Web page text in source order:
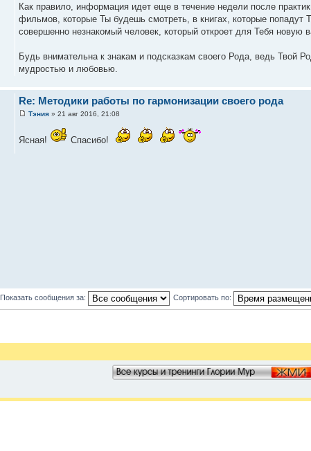
Как правило, информация идет еще в течение недели после
фильмов, которые Ты будешь смотреть, в книгах, которые попадут
совершенно незнакомый человек, который откроет для Тебя новую
Будь внимательна к знакам и подсказкам своего Рода, ведь Твой
мудростью и любовью.
Re: Методики работы по гармонизации своего рода
Тэния » 21 авг 2016, 21:08
Ясная! Спасибо!
Показать сообщения за: Сортировать по: